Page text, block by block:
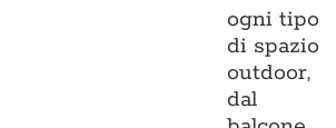
ogni tipo
di spazio
outdoor,
dal